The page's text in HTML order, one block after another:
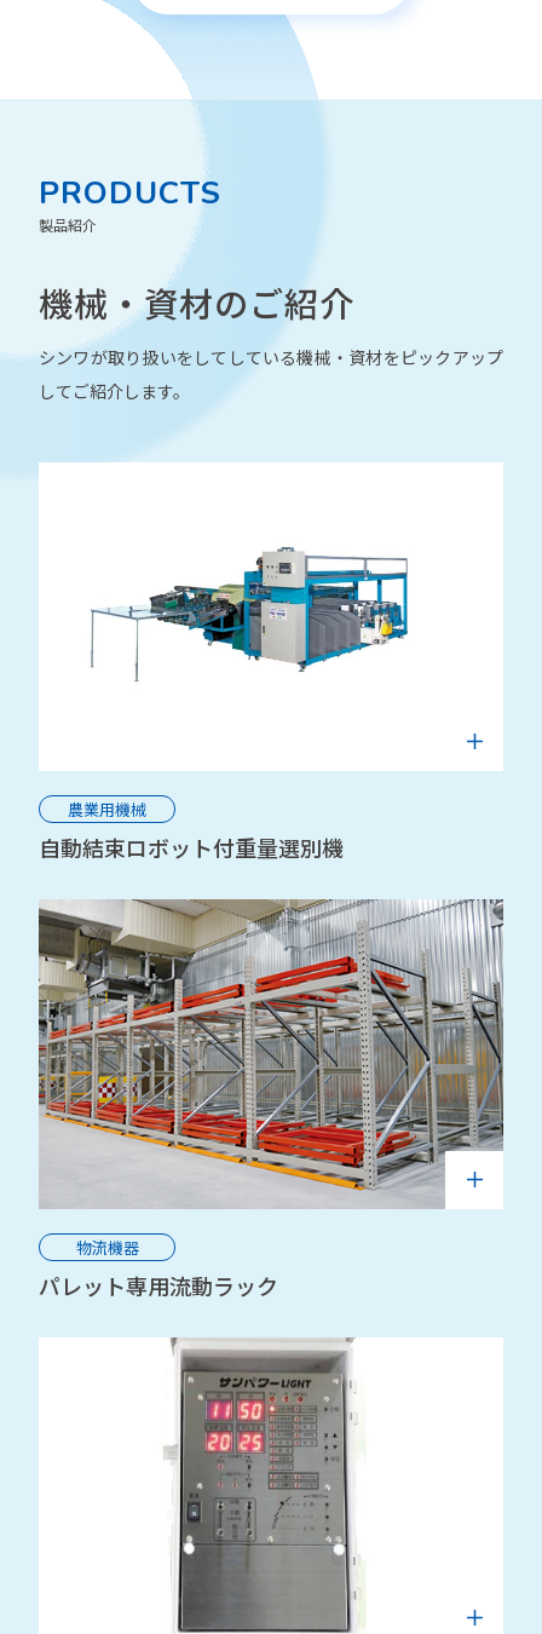
PRODUCTS
製品紹介
機械・資材のご紹介
シンワが取り扱いをしてしている機械・資材をピックアップ
してご紹介します。
農業用機械
自動結束ロボット付重量選別機
物流機器
パレット専用流動ラック